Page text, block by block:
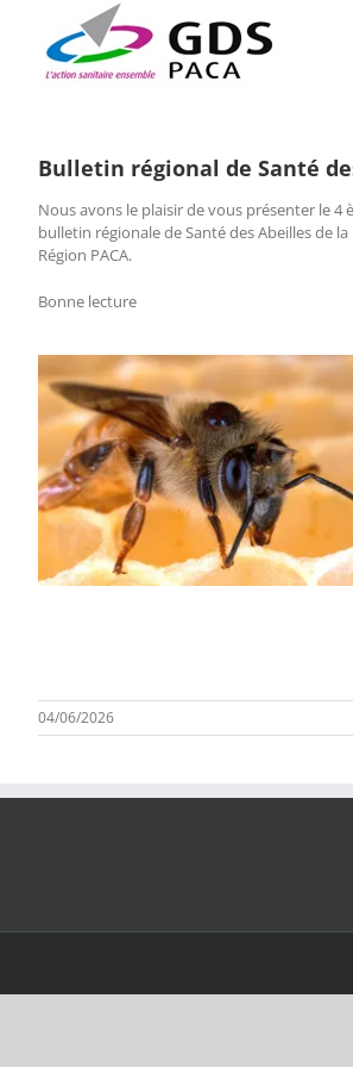
contenu
Bulletin régional de Santé
Nous avons le plaisir de vous présenter le 4
bulletin régionale de Santé des Abeilles de la
Région PACA.
Bonne lecture
04/06/2026